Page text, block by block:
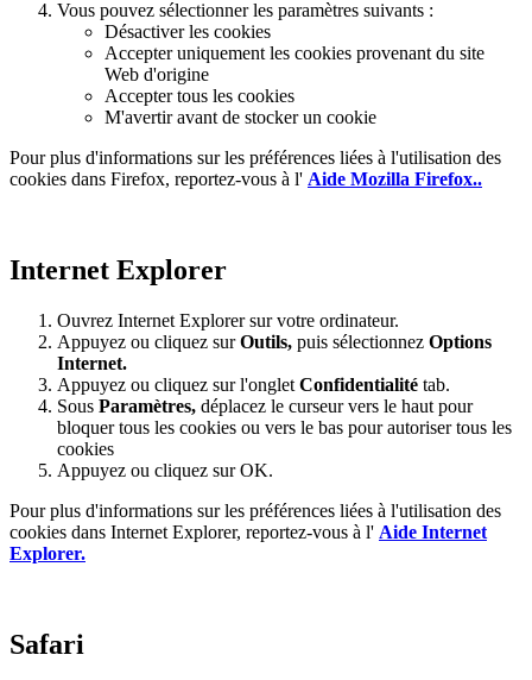
Vous pouvez sélectionner les paramètres suivants :
Désactiver les cookies
Accepter uniquement les cookies provenant du site
Web d'origine
Accepter tous les cookies
M'avertir avant de stocker un cookie
Pour plus d'informations sur les préférences liées à l'utilisation des
cookies dans Firefox, reportez-vous à l' Aide Mozilla Firefox..
Internet Explorer
Ouvrez Internet Explorer sur votre ordinateur.
Appuyez ou cliquez surOutils, puis sélectionnez Options
Internet.
Appuyez ou cliquez sur l'onglet Confidentialité tab.
Sous Paramètres, déplacez le curseur vers le haut pour
bloquer tous les cookies ou vers le bas pour autoriser tous les
cookies
Appuyez ou cliquez sur OK.
Pour plus d'informations sur les préférences liées à l'utilisation des
cookies dans Internet Explorer, reportez-vous à l' Aide Internet
Explorer.
Safari